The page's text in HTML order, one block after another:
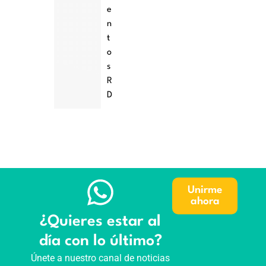
e
n
t
o
s
R
D
¿Quieres estar al
día con lo último?
Únete a nuestro canal de noticias
Unirme
ahora